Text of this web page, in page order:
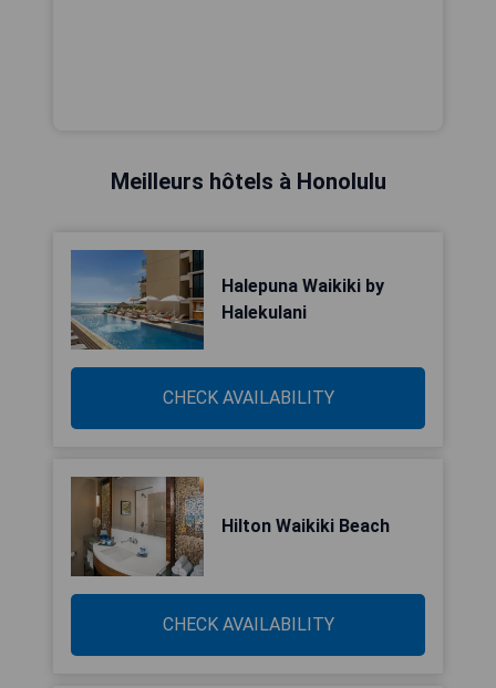
Meilleurs hôtels à Honolulu
Halepuna Waikiki by
Halekulani
CHECK AVAILABILITY
Hilton Waikiki Beach
CHECK AVAILABILITY